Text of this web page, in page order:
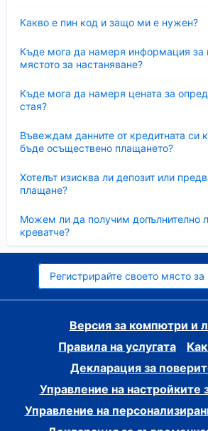
Какво е пин код и защо ми е нужен?
Къде мога да намеря информация за
мястото за настаняване?
Къде мога да намеря цената за
стая?
Въвеждам данните от кредитната си
бъде осъществено плащането?
Хотелът изисква ли депозит или
плащане?
Можем ли да получим допълнително
креватче?
Регистрирайте своето място за
Версия за компютри и
Правила на услугата
Декларация за
Управление на настройките
Управление на